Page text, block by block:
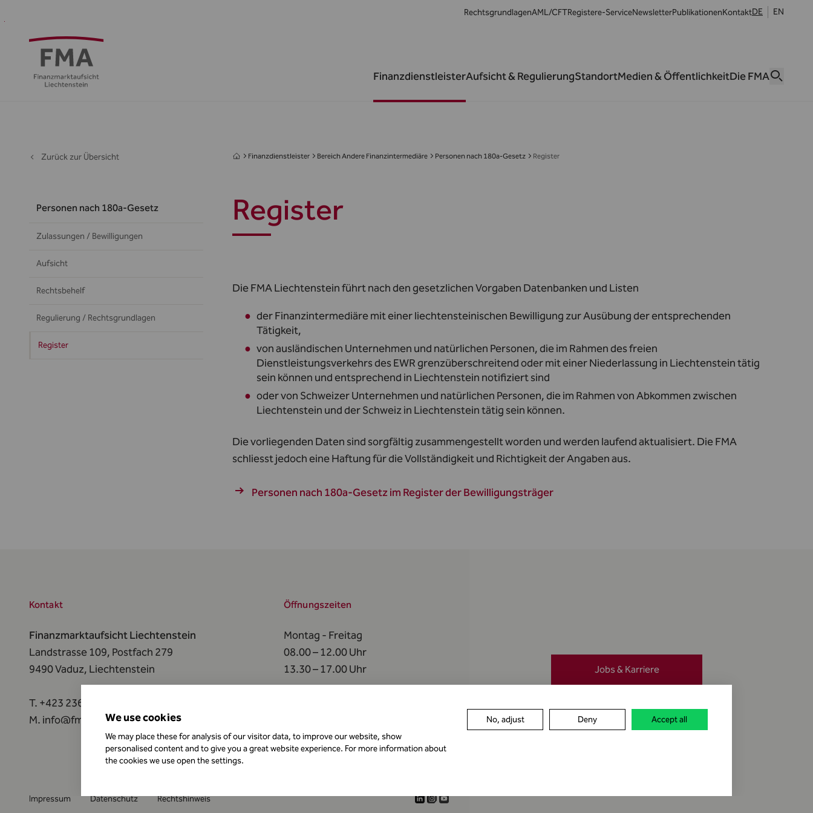
Regulierung
Öffentlichkeit
RechtsgrundlagenAML/CFTRegistere-ServiceNewsletterPublikationenKontaktDE EN
FinanzdienstleisterAufsicht & RegulierungStandortMedien & ÖffentlichkeitDie FMA
Zurück zur Übersicht
Personen nach 180a-Gesetz
Zulassungen / Bewilligungen
Aufsicht
Rechtsbehelf
Regulierung / Rechtsgrundlagen
Register
Finanzdienstleister Bereich Andere Finanzintermediäre Personen nach 180a-Gesetz Register
Register
Die FMA Liechtenstein führt nach den gesetzlichen Vorgaben Datenbanken und Listen
der Finanzintermediäre mit einer liechtensteinischen Bewilligung zur Ausübung der entsprechenden
Tätigkeit,
von ausländischen Unternehmen und natürlichen Personen, die im Rahmen des freien
Dienstleistungsverkehrs des EWR grenzüberschreitend oder mit einer Niederlassung in Liechtenstein tätig
sein können und entsprechend in Liechtenstein notifiziert sind
oder von Schweizer Unternehmen und natürlichen Personen, die im Rahmen von Abkommen zwischen
Liechtenstein und der Schweiz in Liechtenstein tätig sein können.
Die vorliegenden Daten sind sorgfältig zusammengestellt worden und werden laufend aktualisiert. Die FMA
schliesst jedoch eine Haftung für die Vollständigkeit und Richtigkeit der Angaben aus.
Personen nach 180a-Gesetz im Register der Bewilligungsträger
Kontakt
Finanzmarktaufsicht Liechtenstein
Landstrasse 109, Postfach 279
9490 Vaduz, Liechtenstein
T. +423 236 73 73
M. info@fma-li.li
Öffnungszeiten
Montag - Freitag
08.00 – 12.00 Uhr
13.30 – 17.00 Uhr
Impressum Datenschutz Rechtshinweis
Jobs & Karriere
We use cookies
We may place these for analysis of our visitor data, to improve our website, show
personalised content and to give you a great website experience. For more information about
the cookies we use open the settings.
No, adjust Deny Accept all